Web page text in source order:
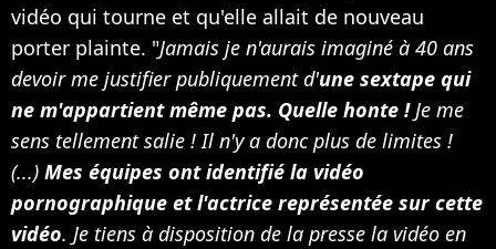
vidéo qui tourne et qu'elle allait de nouveau
porter plainte. "Jamais je n'aurais imaginé à 40 ans
devoir me justifier publiquement d'une sextape qui
ne m'appartient même pas. Quelle honte !Je me
sens tellement salie ! Il n'y a donc plus de limites !
(...) Mes équipes ont identifié la vidéo
pornographique et l'actrice représentée sur cette
vidéo. Je tiens à disposition de la presse la vidéo en